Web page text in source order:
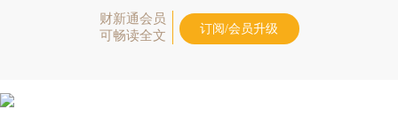
财新通会员
可畅读全文
订阅/会员升级